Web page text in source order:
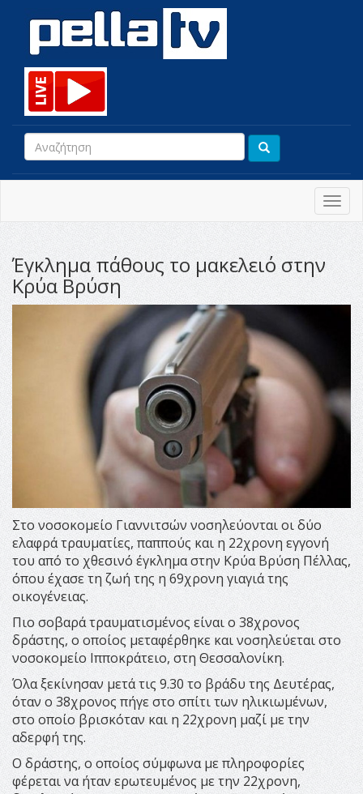
Έγκλημα πάθους το μακελειό στην
Κρύα Βρύση
Στο νοσοκομείο Γιαννιτσών νοσηλεύονται οι δύο
ελαφρά τραυματίες, παππούς και η 22χρονη εγγονή
του από το χθεσινό έγκλημα στην Κρύα Βρύση Πέλλας,
όπου έχασε τη ζωή της η 69χρονη γιαγιά της
οικογένειας.
Πιο σοβαρά τραυματισμένος είναι ο 38χρονος
δράστης, ο οποίος μεταφέρθηκε και νοσηλεύεται στο
νοσοκομείο Ιπποκράτειο, στη Θεσσαλονίκη.
Όλα ξεκίνησαν μετά τις 9.30 το βράδυ της Δευτέρας,
όταν ο 38χρονος πήγε στο σπίτι των ηλικιωμένων,
στο οποίο βρισκόταν και η 22χρονη μαζί με την
αδερφή της.
Ο δράστης, ο οποίος σύμφωνα με πληροφορίες
φέρεται να ήταν ερωτευμένος με την 22χρονη,